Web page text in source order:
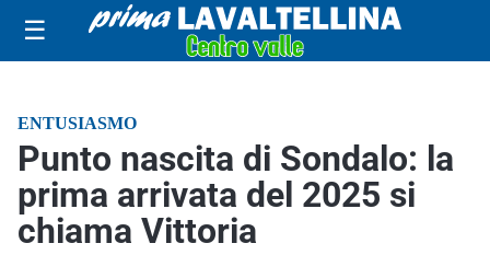
☰
ENTUSIASMO
Punto nascita di Sondalo: la
prima arrivata del 2025 si
chiama Vittoria